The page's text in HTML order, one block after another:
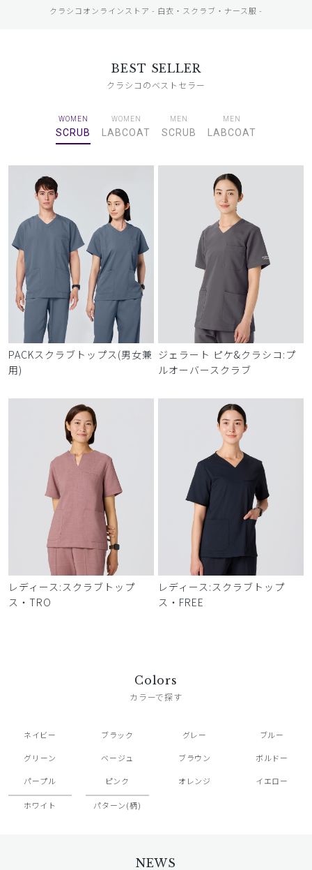
クラシコオンラインストア - 白衣・スクラブ・ナース服 -
BEST SELLER
クラシコのベストセラー
WOMEN
SCRUB
WOMEN
LABCOAT
MEN
SCRUB
MEN
LABCOAT
PACKスクラブトップス(男女兼
用)
ジェラート ピケ&クラシコ:プ
ルオーバースクラブ
レディース:スクラブトップ
ス・TRO
レディース:スクラブトップ
ス・FREE
Colors
カラーで探す
ネイビー ブラック グレー ブルー
グリーン ベージュ ブラウン ボルドー
パープル ピンク オレンジ イエロー
ホワイト パターン(柄)
NEWS